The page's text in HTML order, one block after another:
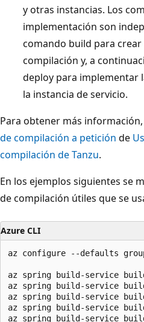
y otras instancias. Los
implementación son
comando build para
compilación y, a
deploy para implementar
la instancia de servicio.
Para obtener más
de compilación a petición de
compilación de Tanzu.
En los ejemplos siguientes se
de compilación útiles que se
Azure CLI
az configure --defaults
az spring build-service
az spring build-service build
az spring build-service
az spring build-service